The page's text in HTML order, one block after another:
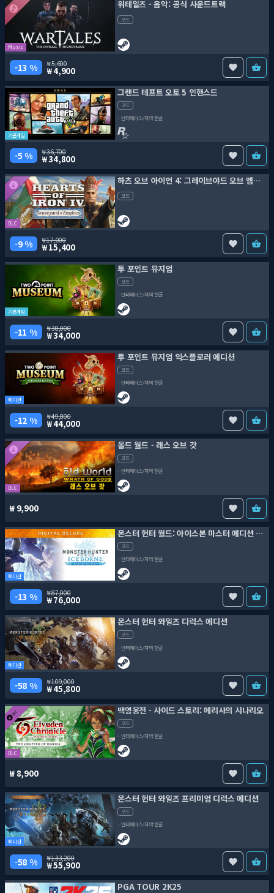
Music
워테일즈 - 음악: 공식 사운드트랙
코드
13 % 5,600
4,900
기본게임
그랜드 테프트 오토 5 인핸스드
코드
인터페이스/자막 한글
5 % 36,700
34,800
DLC
하츠 오브 아이언 4: 그레이브야드 오브 엠파이어스 국가 팩
코드
9 % 17,000
15,400
기본게임
투 포인트 뮤지엄
코드
인터페이스/자막 한글
11 % 38,000
34,000
에디션
투 포인트 뮤지엄 익스플로러 에디션
코드
인터페이스/자막 한글
12 % 49,800
44,000
DLC
올드 월드 - 래스 오브 갓
코드
인터페이스/자막 한글
9,900
에디션
몬스터 헌터 월드: 아이스본 마스터 에디션 디지털 디럭스
코드
인터페이스/자막 한글
13 % 87,000
76,000
에디션
몬스터 헌터 와일즈 디럭스 에디션
코드
인터페이스/자막 한글
58 % 109,000
45,800
DLC
백영웅전 - 사이드 스토리: 메리사의 시나리오
코드
인터페이스/자막 한글
8,900
에디션
몬스터 헌터 와일즈 프리미엄 디럭스 에디션
코드
인터페이스/자막 한글
58 % 133,200
55,900
PGA TOUR 2K25